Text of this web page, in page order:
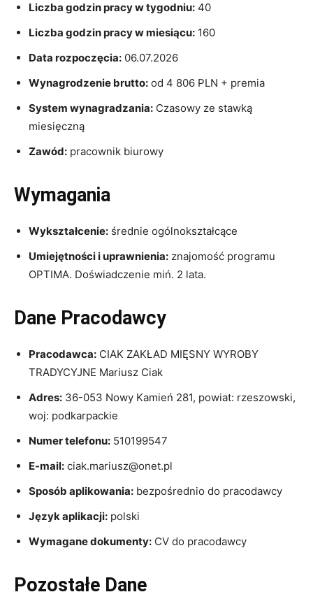
Liczba godzin pracy w tygodniu: 40
Liczba godzin pracy w miesiącu: 160
Data rozpoczęcia: 06.07.2026
Wynagrodzenie brutto: od 4 806 PLN + premia
System wynagradzania: Czasowy ze stawką
miesięczną
Zawód: pracownik biurowy
Wymagania
Wykształcenie: średnie ogólnokształcące
Umiejętności i uprawnienia: znajomość programu
OPTIMA. Doświadczenie miń. 2 lata.
Dane Pracodawcy
Pracodawca: CIAK ZAKŁAD MIĘSNY WYROBY
TRADYCYJNE Mariusz Ciak
Adres: 36-053 Nowy Kamień 281, powiat: rzeszowski,
woj: podkarpackie
Numer telefonu: 510199547
E-mail: ciak.mariusz@onet.pl
Sposób aplikowania: bezpośrednio do pracodawcy
Język aplikacji: polski
Wymagane dokumenty: CV do pracodawcy
Pozostałe Dane